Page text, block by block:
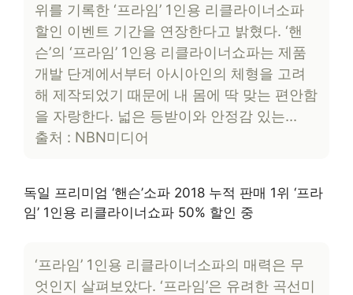
위를 기록한 ‘프라임’ 1인용 리클라이너소파
할인 이벤트 기간을 연장한다고 밝혔다. ‘핸
슨’의 ‘프라임’ 1인용 리클라이너쇼파는 제품
개발 단계에서부터 아시아인의 체형을 고려
해 제작되었기 때문에 내 몸에 딱 맞는 편안함
을 자랑한다. 넓은 등받이와 안정감 있는…
출처 : NBN미디어
독일 프리미엄 ‘핸슨’소파 2018 누적 판매 1위 ‘프라
임’ 1인용 리클라이너쇼파 50% 할인 중
‘프라임’ 1인용 리클라이너소파의 매력은 무
엇인지 살펴보았다. ‘프라임’은 유려한 곡선미